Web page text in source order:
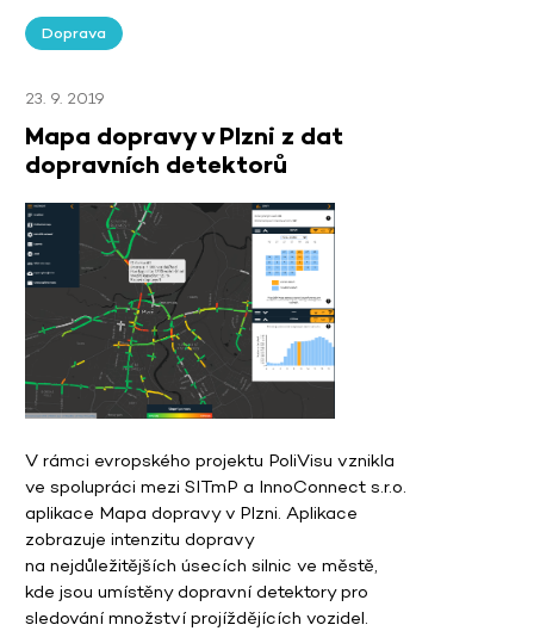
Doprava
23. 9. 2019
Mapa dopravy v Plzni z dat
dopravních detektorů
V rámci evropského projektu PoliVisu vznikla
ve spolupráci mezi SITmP a InnoConnect s.r.o.
aplikace Mapa dopravy v Plzni. Aplikace
zobrazuje intenzitu dopravy
na nejdůležitějších úsecích silnic ve městě,
kde jsou umístěny dopravní detektory pro
sledování množství projíždějících vozidel.